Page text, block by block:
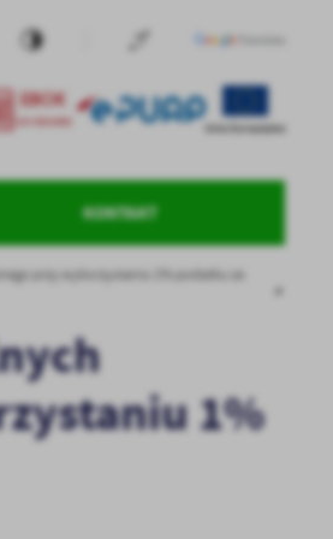
KONTAKT
przy wykorzystaniu 1% podatku za
1%